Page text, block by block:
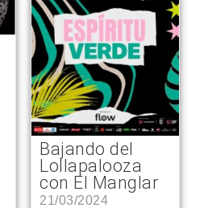
Bajando del
Lollapalooza
con El Manglar
21/03/2024